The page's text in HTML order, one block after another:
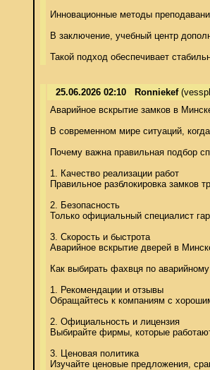
Инновационные методы
В заключение, учебный центр
Такой подход обеспечивает
25.06.2026 02:10 Ronniekef
Аварийное вскрытие замков в
В современном мире ситуаций,
Почему важна правильная подбор
1. Качество реализации работ
Правильное разблокировка замков
2. Безопасность
Только официальный специалист
3. Скорость и быстрота
Аварийное вскрытие дверей в
Как выбирать фахвця по
1. Рекомендации и отзывы
Обращайтесь к компаниям с
2. Официальность и лицензия
Выбирайте фирмы, которые
3. Ценовая политика
Изучайте ценовые предложения,